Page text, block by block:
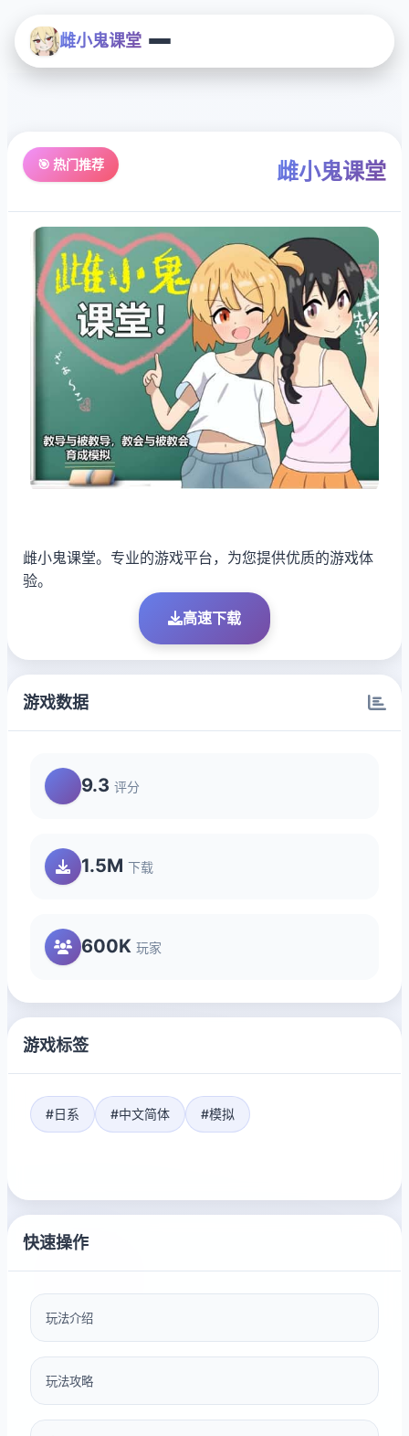
雌小鬼课堂
🎯 热门推荐 雌小鬼课堂
雌小鬼课堂。专业的游戏平台，为您提供优质的游戏体
验。
高速下载
游戏数据
9.3 评分
1.5M 下载
600K 玩家
游戏标签
#日系 #中文简体 #模拟
快速操作
玩法介绍
玩法攻略